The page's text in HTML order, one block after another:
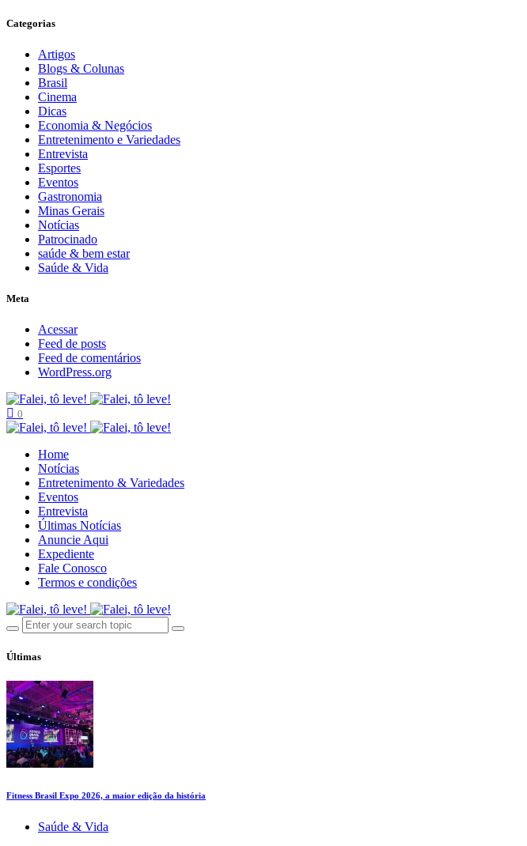
Categorias
Artigos
Blogs & Colunas
Brasil
Cinema
Dicas
Economia & Negócios
Entretenimento e Variedades
Entrevista
Esportes
Eventos
Gastronomia
Minas Gerais
Notícias
Patrocinado
saúde & bem estar
Saúde & Vida
Meta
Acessar
Feed de posts
Feed de comentários
WordPress.org
0
Home
Notícias
Entretenimento & Variedades
Eventos
Entrevista
Últimas Notícias
Anuncie Aqui
Expediente
Fale Conosco
Termos e condições
Últimas
Fitness Brasil Expo 2026, a maior edição da história
Saúde & Vida